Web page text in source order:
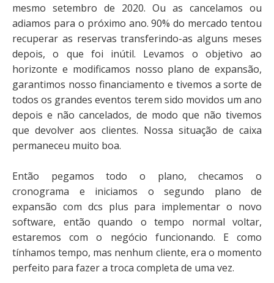
mesmo setembro de 2020. Ou as cancelamos ou
adiamos para o próximo ano. 90% do mercado tentou
recuperar as reservas transferindo-as alguns meses
depois, o que foi inútil. Levamos o objetivo ao
horizonte e modificamos nosso plano de expansão,
garantimos nosso financiamento e tivemos a sorte de
todos os grandes eventos terem sido movidos um ano
depois e não cancelados, de modo que não tivemos
que devolver aos clientes. Nossa situação de caixa
permaneceu muito boa.
Então pegamos todo o plano, checamos o
cronograma e iniciamos o segundo plano de
expansão com dcs plus para implementar o novo
software, então quando o tempo normal voltar,
estaremos com o negócio funcionando. E como
tínhamos tempo, mas nenhum cliente, era o momento
perfeito para fazer a troca completa de uma vez.